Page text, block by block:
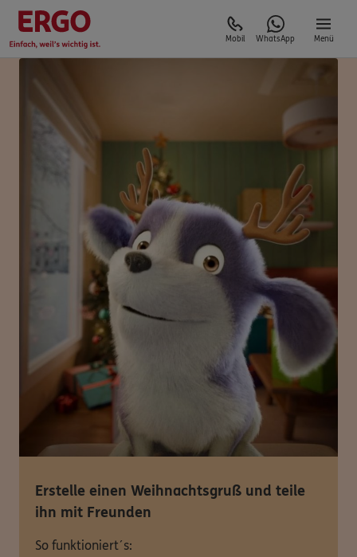
Mobil WhatsApp Menü
Erstelle einen Weihnachtsgruß und teile
ihn mit Freunden
So funktioniert´s: